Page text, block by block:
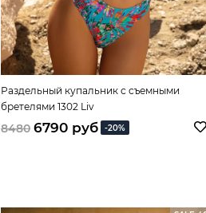
Раздельный купальник с съемными
бретелями 1302 Liv
8480 6790 руб -20%